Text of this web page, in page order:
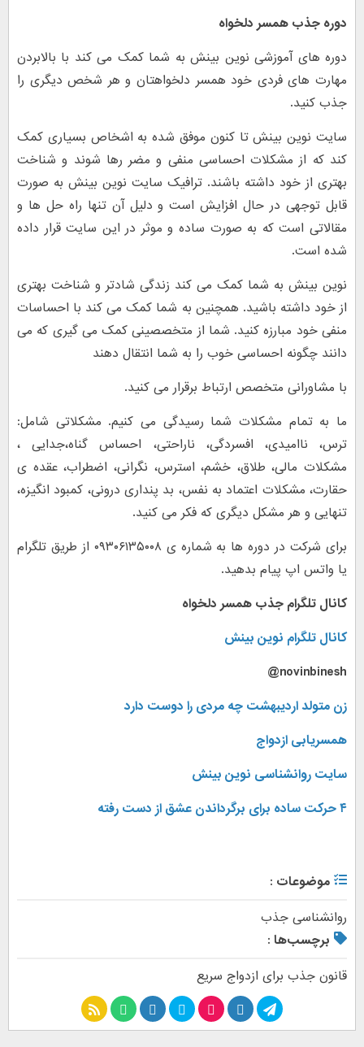
دوره جذب همسر دلخواه
دوره های آموزشی نوین بینش به شما کمک می کند با بالابردن
مهارت های فردی خود همسر دلخواهتان و هر شخص دیگری را
جذب کنید.
سایت نوین بینش تا کنون موفق شده به اشخاص بسیاری کمک
کند که از مشکلات احساسی منفی و مضر رها شوند و شناخت
بهتری از خود داشته باشند. ترافیک سایت نوین بینش به صورت
قابل توجهی در حال افزایش است و دلیل آن تنها راه حل ها و
مقالاتی است که به صورت ساده و موثر در این سایت قرار داده
شده است.
نوین بینش به شما کمک می کند زندگی شادتر و شناخت بهتری
از خود داشته باشید. همچنین به شما کمک می کند با احساسات
منفی خود مبارزه کنید. شما از متخصصینی کمک می گیری که می
دانند چگونه احساسی خوب را به شما انتقال دهند
با مشاورانی متخصص ارتباط برقرار می کنید.
ما به تمام مشکلات شما رسیدگی می کنیم. مشکلاتی شامل:
ترس، ناامیدی، افسردگی، ناراحتی، احساس گناه،جدایی ،
مشکلات مالی، طلاق، خشم، استرس، نگرانی، اضطراب، عقده ی
حقارت، مشکلات اعتماد به نفس، بد پنداری درونی، کمبود انگیزه،
تنهایی و هر مشکل دیگری که فکر می کنید.
برای شرکت در دوره ها به شماره ی ۰۹۳۰۶۱۳۵۰۰۸ از طریق تلگرام
یا واتس اپ پیام بدهید.
کانال تلگرام جذب همسر دلخواه
کانال تلگرام نوین بینش
novinbinesh@
زن متولد اردیبهشت چه مردی را دوست دارد
همسریابی ازدواج
سایت روانشناسی نوین بینش
۴ حرکت ساده برای برگرداندن عشق از دست رفته
موضوعات :
روانشناسی جذب
برچسب‌ها :
قانون جذب برای ازدواج سریع